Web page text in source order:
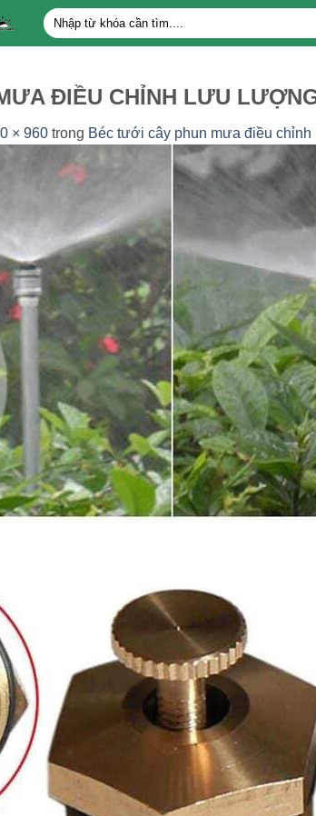
Tìm
kiếm:
ĐIỀU CHỈNH LƯU
× 960 trong Béc tưới cây phun mưa điều